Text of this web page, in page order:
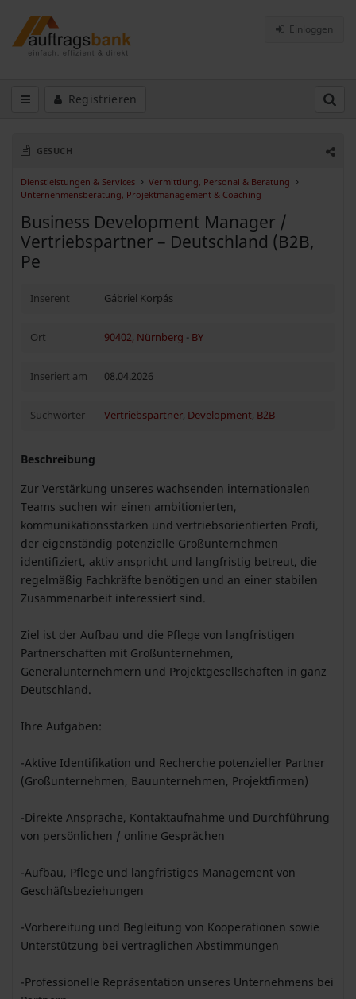
Einloggen
Registrieren
GESUCH
Dienstleistungen & Services
Vermittlung, Personal & Beratung
Unternehmensberatung, Projektmanagement & Coaching
Business Development Manager /
Vertriebspartner – Deutschland (B2B,
Pe
Inserent Gábriel Korpás
Ort 90402, Nürnberg - BY
Inseriert am 08.04.2026
Suchwörter Vertriebspartner, Development, B2B
Beschreibung
Zur Verstärkung unseres wachsenden internationalen
Teams suchen wir einen ambitionierten,
kommunikationsstarken und vertriebsorientierten Profi,
der eigenständig potenzielle Großunternehmen
identifiziert, aktiv anspricht und langfristig betreut, die
regelmäßig Fachkräfte benötigen und an einer stabilen
Zusammenarbeit interessiert sind.
Ziel ist der Aufbau und die Pflege von langfristigen
Partnerschaften mit Großunternehmen,
Generalunternehmern und Projektgesellschaften in ganz
Deutschland.
Ihre Aufgaben:
-Aktive Identifikation und Recherche potenzieller Partner
(Großunternehmen, Bauunternehmen, Projektfirmen)
-Direkte Ansprache, Kontaktaufnahme und Durchführung
von persönlichen / online Gesprächen
-Aufbau, Pflege und langfristiges Management von
Geschäftsbeziehungen
-Vorbereitung und Begleitung von Kooperationen sowie
Unterstützung bei vertraglichen Abstimmungen
-Professionelle Repräsentation unseres Unternehmens bei